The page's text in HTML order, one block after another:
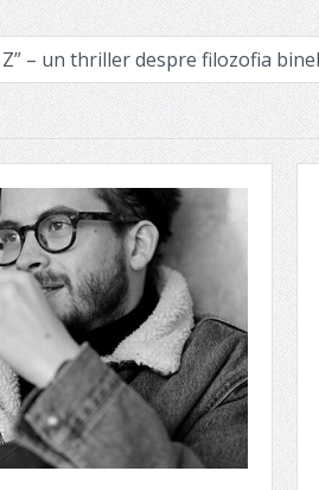
despre filozofia binelui manipulabil